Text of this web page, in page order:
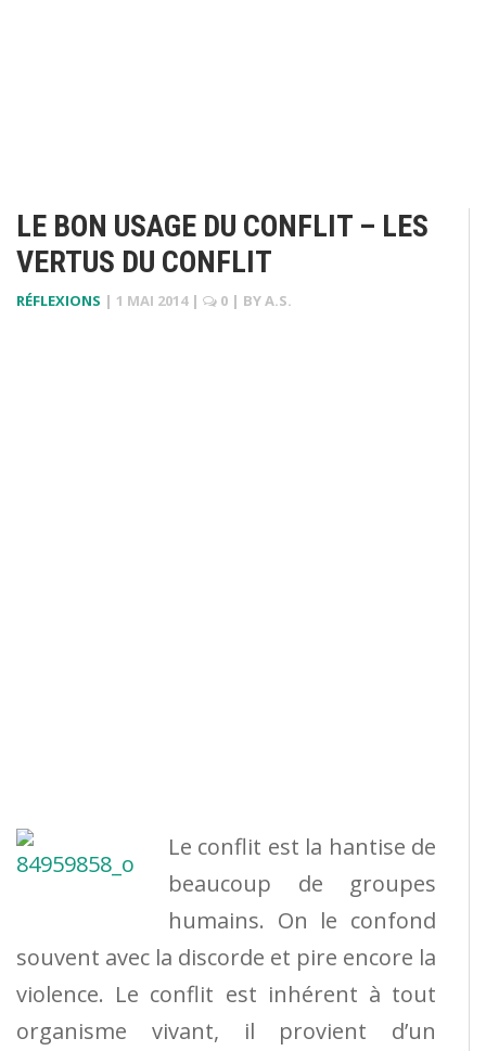
LE BON USAGE DU CONFLIT – LES
VERTUS DU CONFLIT
RÉFLEXIONS | 1 MAI 2014 | 0 | BYA.S.
Le conflit est la hantise de
beaucoup de groupes
humains. On le confond
souvent avec la discorde et pire encore la
violence. Le conflit est inhérent à tout
organisme vivant, il provient d’un